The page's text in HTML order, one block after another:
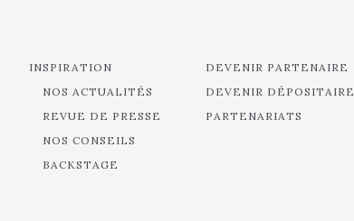
INSPIRATION
NOS ACTUALITÉS
REVUE DE PRESSE
NOS CONSEILS
BACKSTAGE
DEVENIR PARTENAIRE
DEVENIR DÉPOSITAIRE
PARTENARIATS